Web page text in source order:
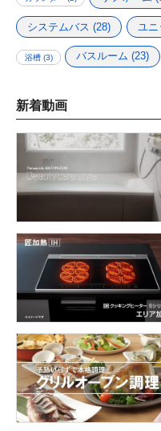
システムバス (28) ユニ
浴槽(3) バスルーム (23)
新着動画